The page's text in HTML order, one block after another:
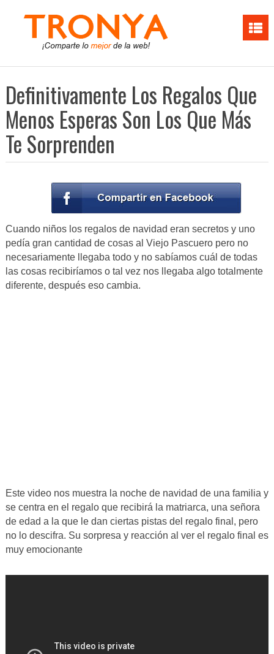
Definitivamente Los Regalos Que
Menos Esperas Son Los Que Más
Te Sorprenden
Cuando niños los regalos de navidad eran secretos y uno
pedía gran cantidad de cosas al Viejo Pascuero pero no
necesariamente llegaba todo y no sabíamos cuál de todas
las cosas recibiríamos o tal vez nos llegaba algo totalmente
diferente, después eso cambia.
Este video nos muestra la noche de navidad de una familia y
se centra en el regalo que recibirá la matriarca, una señora
de edad a la que le dan ciertas pistas del regalo final, pero
no lo descifra. Su sorpresa y reacción al ver el regalo final es
muy emocionante